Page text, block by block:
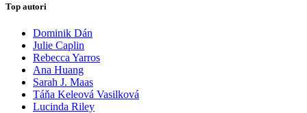
Top autori
Dominik Dán
Julie Caplin
Rebecca Yarros
Ana Huang
Sarah J. Maas
Táňa Keleová Vasilková
Lucinda Riley